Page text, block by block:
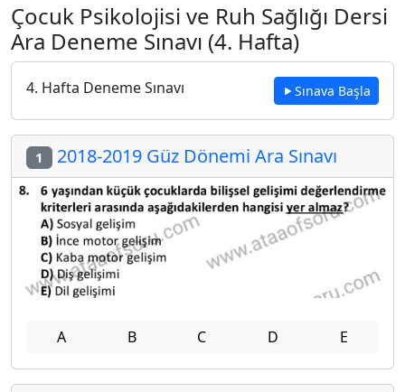
Çocuk Psikolojisi ve Ruh Sağlığı Dersi
Ara Deneme Sınavı (4. Hafta)
4. Hafta Deneme Sınavı Sınava Başla
1 2018-2019 Güz Dönemi Ara Sınavı
A B C D E